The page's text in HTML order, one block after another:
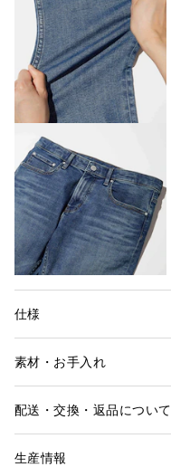
仕様
素材・お手入れ
配送・交換・返品について
生産情報